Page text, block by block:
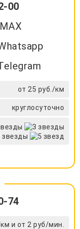
00
MAX
от 25 руб./км
круглосуточно
74
и от 2 руб/мин.